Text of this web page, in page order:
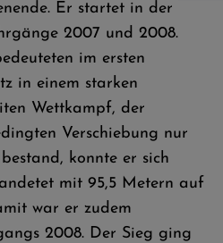
Er startet in der
2007 und 2008.
im ersten
in einem starken
Wettkampf, der
Verschiebung nur
konnte er sich
mit 95,5 Metern auf
war er zudem
2008. Der Sieg ging